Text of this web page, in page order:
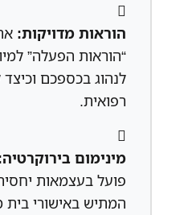
הוראות מדויקות:
“הוראות הפעלה”
לנהוג בכספכם
רפואית.
מינימום
פועל בעצמאות
המתיש באישורי